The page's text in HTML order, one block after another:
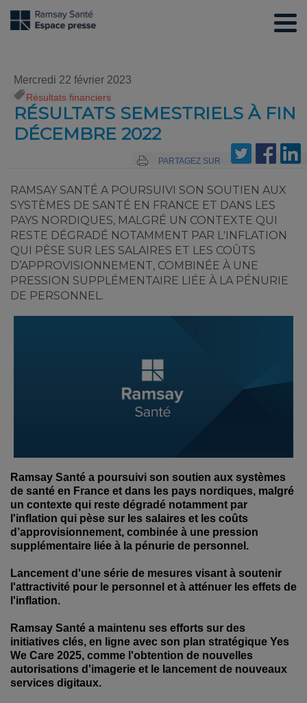
Mercredi 22 février 2023
Résultats financiers
RÉSULTATS SEMESTRIELS À FIN
DÉCEMBRE 2022
PARTAGEZ SUR
RAMSAY SANTÉ A POURSUIVI SON SOUTIEN AUX
SYSTÈMES DE SANTÉ EN FRANCE ET DANS LES
PAYS NORDIQUES, MALGRÉ UN CONTEXTE QUI
RESTE DÉGRADÉ NOTAMMENT PAR L'INFLATION
QUI PÈSE SUR LES SALAIRES ET LES COÛTS
D’APPROVISIONNEMENT, COMBINÉE À UNE
PRESSION SUPPLÉMENTAIRE LIÉE À LA PÉNURIE
DE PERSONNEL.
Ramsay Santé a poursuivi son soutien aux systèmes
de santé en France et dans les pays nordiques, malgré
un contexte qui reste dégradé notamment par
l'inflation qui pèse sur les salaires et les coûts
d’approvisionnement, combinée à une pression
supplémentaire liée à la pénurie de personnel.
Lancement d'une série de mesures visant à soutenir
l'attractivité pour le personnel et à atténuer les effets de
l'inflation.
Ramsay Santé a maintenu ses efforts sur des
initiatives clés, en ligne avec son plan stratégique Yes
We Care 2025, comme l'obtention de nouvelles
autorisations d'imagerie et le lancement de nouveaux
services digitaux.